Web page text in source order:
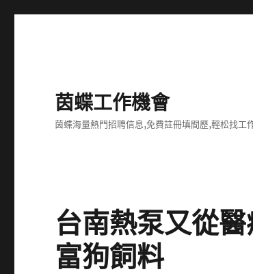
茵蝶工作機會
茵蝶海量熱門招聘信息,免費註冊填間歷,輕松找工
台南熱泵又從
富狗飼料